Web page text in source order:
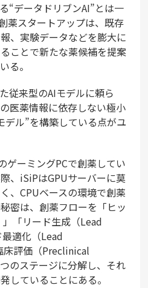
“データドリブンAI”とは一
薬スタートアップは、既存
、実験データなどを膨大に
ことで新たな薬候補を提案
る。
従来型のAIモデルに頼ら
医薬情報に依存しない極小
デル”を構築している点がユ
ゲーミングPCで創薬してい
、iSiPはGPUサーバーに莫
、CPUベースの環境で創薬
密は、創薬フローを「ヒッ
「リード生成（Lead
適化（Lead
評価（Preclinical
のステージに分解し、それ
していることにある。